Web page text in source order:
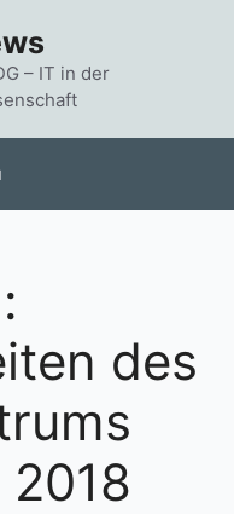
– IT in der
des
2018